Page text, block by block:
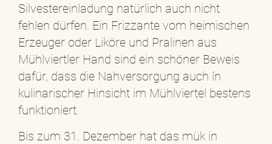
Silvestereinladung natürlich auch nicht
fehlen dürfen. Ein Frizzante vom heimischen
Erzeuger oder Liköre und Pralinen aus
Mühlviertler Hand sind ein schöner Beweis
dafür, dass die Nahversorgung auch ín
kulinarischer Hinsicht im Mühlviertel bestens
funktioniert.
Bis zum 31. Dezember hat das mük in